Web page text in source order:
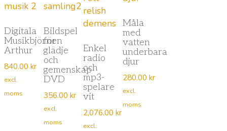
Digitala
Musikbjörnen
Arthur
840.00 kr
excl.
moms
Bildspel
för
glädje
och
gemenskap
DVD
356.00kr
excl.
moms
Enkel
radio
och
mp3-
spelare
vit
2,076.00kr
excl.
Måla
med
vatten
underbara
djur
280.00kr
excl.
moms